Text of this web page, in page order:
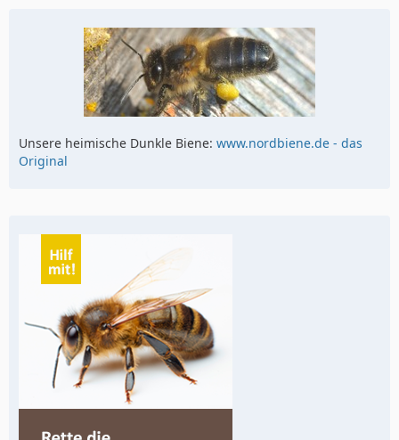
Unsere heimische Dunkle Biene: www.nordbiene.de - das
Original